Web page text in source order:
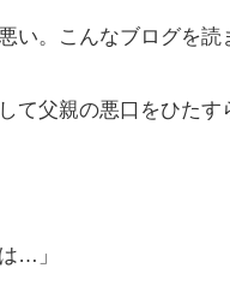
い。こんなブログを
父親の悪口をひたす
…」